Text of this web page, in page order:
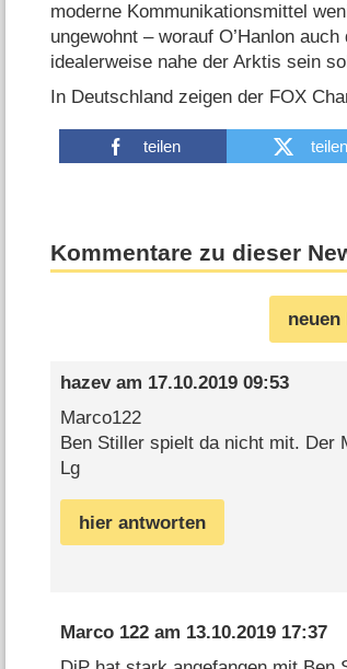
moderne Kommunikationsmittel
ungewohnt – worauf O’Hanlon
idealerweise nahe der Arktis sein
In Deutschland zeigen der FOX
teilen teilen
Kommentare zu dieser
hazevam 17.10.2019 09:53
Marco122
Ben Stiller spielt da nicht mit. Der
Lg
hier antworten
Marco 122am 13.10.2019 17:37